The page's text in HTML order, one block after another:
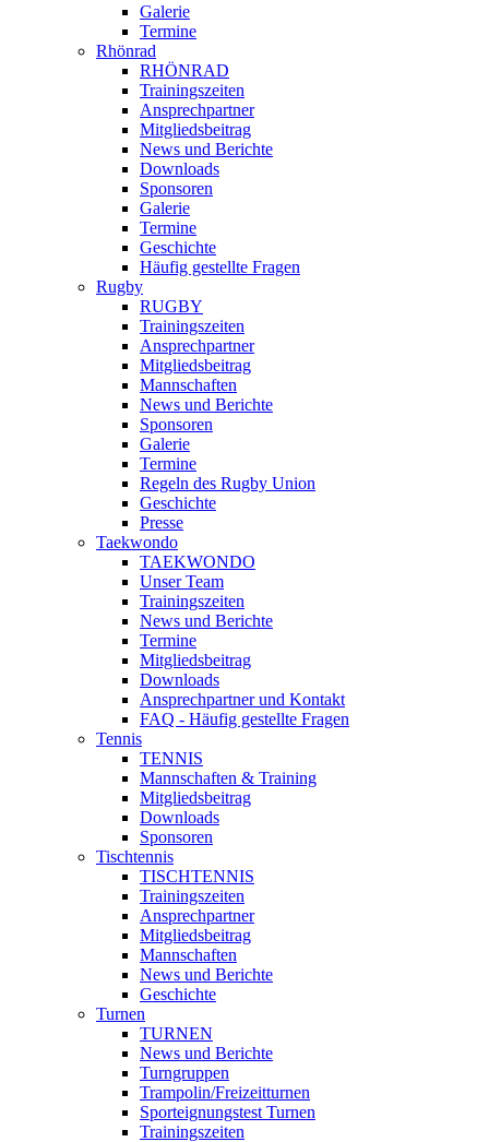
Galerie
Termine
Rhönrad
RHÖNRAD
Trainingszeiten
Ansprechpartner
Mitgliedsbeitrag
News und Berichte
Downloads
Sponsoren
Galerie
Termine
Geschichte
Häufig gestellte Fragen
Rugby
RUGBY
Trainingszeiten
Ansprechpartner
Mitgliedsbeitrag
Mannschaften
News und Berichte
Sponsoren
Galerie
Termine
Regeln des Rugby Union
Geschichte
Presse
Taekwondo
TAEKWONDO
Unser Team
Trainingszeiten
News und Berichte
Termine
Mitgliedsbeitrag
Downloads
Ansprechpartner und Kontakt
FAQ - Häufig gestellte Fragen
Tennis
TENNIS
Mannschaften & Training
Mitgliedsbeitrag
Downloads
Sponsoren
Tischtennis
TISCHTENNIS
Trainingszeiten
Ansprechpartner
Mitgliedsbeitrag
Mannschaften
News und Berichte
Geschichte
Turnen
TURNEN
News und Berichte
Turngruppen
Trampolin/Freizeitturnen
Sporteignungstest Turnen
Trainingszeiten